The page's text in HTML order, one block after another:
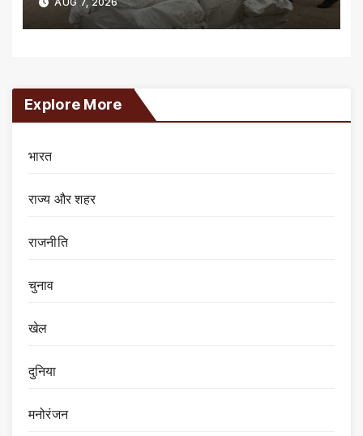
Explore More
भारत
राज्य और शहर
राजनीति
चुनाव
खेल
दुनिया
मनोरंजन